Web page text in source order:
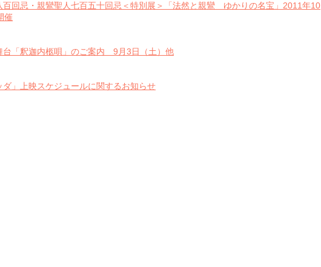
回忌・親鸞聖人七百五十回忌＜特別展＞「法然と親鸞 ゆかりの名宝」2011年10
催
「釈迦内柩唄」のご案内 9月3日（土）他
」上映スケジュールに関するお知らせ